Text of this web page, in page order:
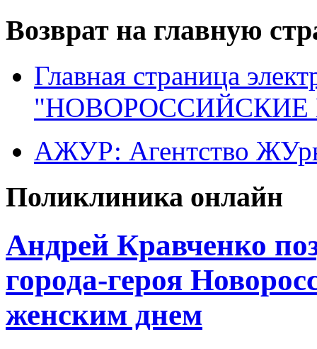
Возврат на главную
Главная страница
"НОВОРОССИЙСКИЕ
АЖУР: Агентство
Поликлиника онлайн
Андрей Кравченко
города-героя
женским днем